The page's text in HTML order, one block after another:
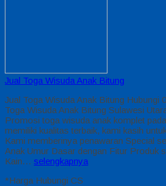
Jual Toga Wisuda Anak Bitung
Jual Toga Wisuda Anak Bitung Hubungi
Toga Wisuda Anak Bitung Sulawesi
Promosi toga wisuda anak komplet
memiliki kualitas terbaik, kami kasih
Kami memberinya penawaran Special
Anak Umur Dasar dengan Fitur Produk
Kain… selengkapnya
*Harga Hubungi CS